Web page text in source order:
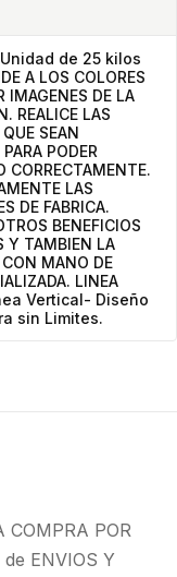
Unidad de 25 kilos
A LOS COLORES
IMAGENES DE LA
REALICE LAS
SEAN
PODER
CORRECTAMENTE.
LAS
DE FABRICA.
BENEFICIOS
Y TAMBIEN LA
MANO DE
LINEA
Vertical- Diseño
sin Limites.
COMPRA POR
de ENVIOS Y